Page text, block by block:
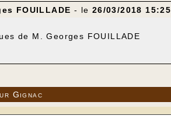
FOUILLADE - le 26/03/2018 15:25
de M. Georges FOUILLADE
Gignac